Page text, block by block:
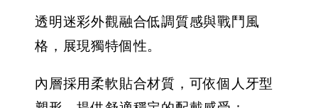
透明迷彩外觀融合低調質感與戰鬥風
格，展現獨特個性。
內層採用柔軟貼合材質，可依個人牙型